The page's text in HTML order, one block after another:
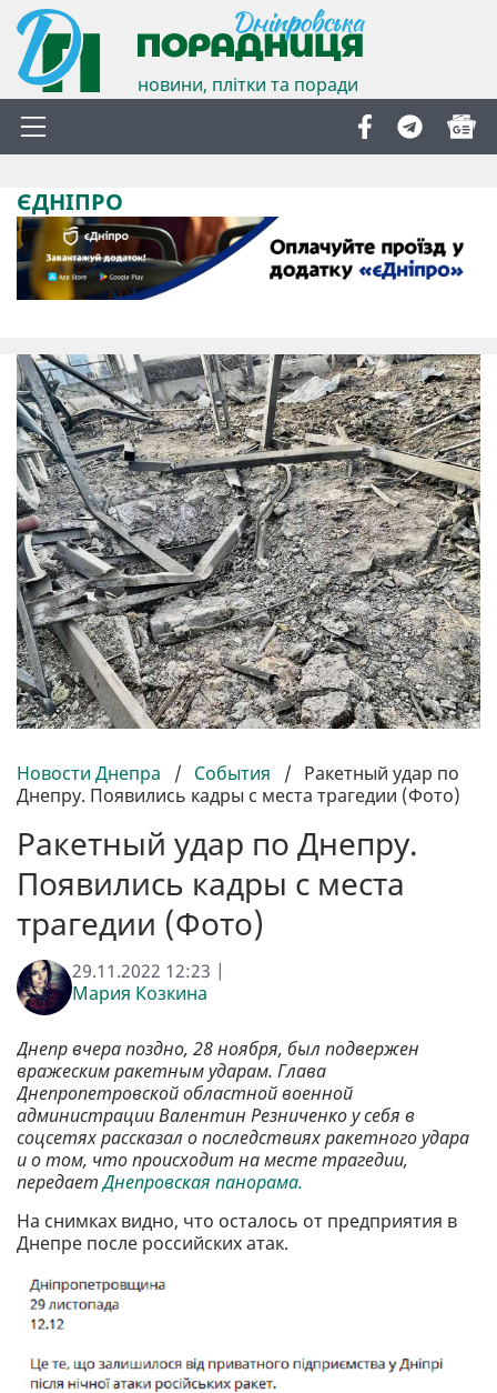
новини, плітки та поради
ЄДНІПРО
Новости Днепра / События / Ракетный удар по
Днепру. Появились кадры с места трагедии (Фото)
Ракетный удар по Днепру.
Появились кадры с места
трагедии (Фото)
29.11.2022 12:23 |
Мария Козкина
Днепр вчера поздно, 28 ноября, был подвержен
вражеским ракетным ударам. Глава
Днепропетровской областной военной
администрации Валентин Резниченко у себя в
соцсетях рассказал о последствиях ракетного удара
и о том, что происходит на месте трагедии,
передаетДнепровская панорама.
На снимках видно, что осталось от предприятия в
Днепре после российских атак.